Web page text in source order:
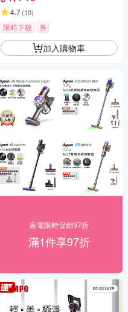
4.7(10)
限時下殺 券
加入購物車
家電限時促銷97折
滿1件享97折